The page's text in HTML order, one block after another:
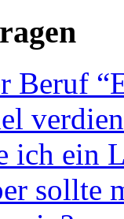
Beruf
ich ein
sollte